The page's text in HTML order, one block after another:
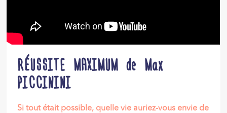
RÉUSSITE MAXIMUM de Max
PICCININI
Si tout était possible, quelle vie auriez-vous envie de